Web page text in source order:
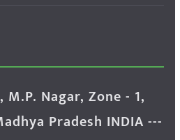
M.P. Nagar, Zone - 1,
Pradesh INDIA ---